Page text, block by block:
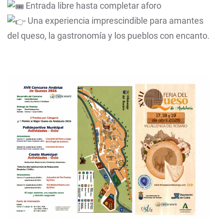
Entrada libre hasta completar aforo
Una experiencia imprescindible para amantes
del queso, la gastronomía y los pueblos con encanto.